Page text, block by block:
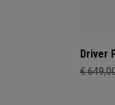
Driver
€